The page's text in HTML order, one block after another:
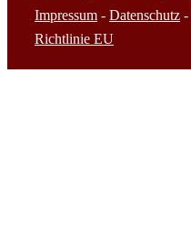
Impressum - Datenschutz -
Richtlinie EU